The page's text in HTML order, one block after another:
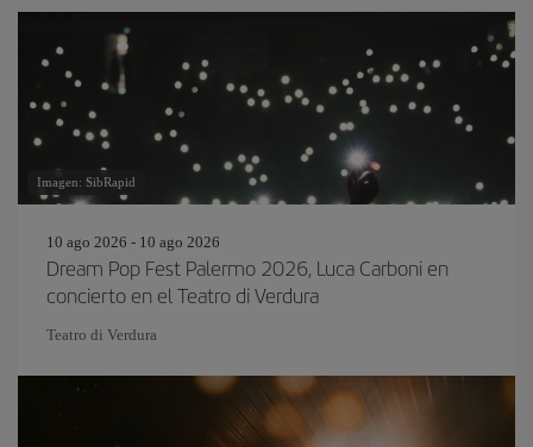
Imagen: SibRapid
10 ago 2026 - 10 ago 2026
Dream Pop Fest Palermo 2026, Luca Carboni en
concierto en el Teatro di Verdura
Teatro di Verdura